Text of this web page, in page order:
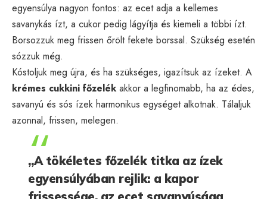
egyensúlya nagyon fontos: az ecet adja a kellemes
savanykás ízt, a cukor pedig lágyítja és kiemeli a többi ízt.
Borsozzuk meg frissen őrölt fekete borssal. Szükség esetén
sózzuk még.
Kóstoljuk meg újra, és ha szükséges, igazítsuk az ízeket. A
krémes cukkini főzelék akkor a legfinomabb, ha az édes,
savanyú és sós ízek harmonikus egységet alkotnak. Tálaljuk
azonnal, frissen, melegen.
„A tökéletes főzelék titka az ízek
egyensúlyában rejlik: a kapor